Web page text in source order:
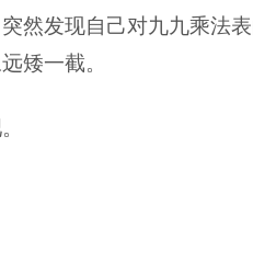
然发现自己对九九乘法
矮一截。